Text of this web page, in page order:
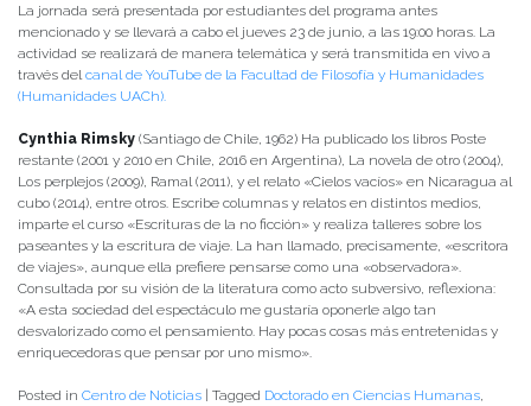
La jornada será presentada por estudiantes del programa antes
mencionado y se llevará a cabo el jueves 23 de junio, a las 19:00 horas. La
actividad se realizará de manera telemática y será transmitida en vivo a
través delcanal de YouTube de la Facultad de Filosofía y Humanidades
(Humanidades UACh).
Cynthia Rimsky (Santiago de Chile, 1962) Ha publicado los libros Poste
restante (2001 y 2010 en Chile, 2016 en Argentina), La novela de otro (2004),
Los perplejos (2009), Ramal (2011), y el relato «Cielos vacíos» en Nicaragua al
cubo (2014), entre otros. Escribe columnas y relatos en distintos medios,
imparte el curso «Escrituras de la no ficción» y realiza talleres sobre los
paseantes y la escritura de viaje. La han llamado, precisamente, «escritora
de viajes», aunque ella prefiere pensarse como una «observadora».
Consultada por su visión de la literatura como acto subversivo, reflexiona:
«A esta sociedad del espectáculo me gustaría oponerle algo tan
desvalorizado como el pensamiento. Hay pocas cosas más entretenidas y
enriquecedoras que pensar por uno mismo».
Posted in Centro de Noticias Tagged Doctorado en Ciencias Humanas,